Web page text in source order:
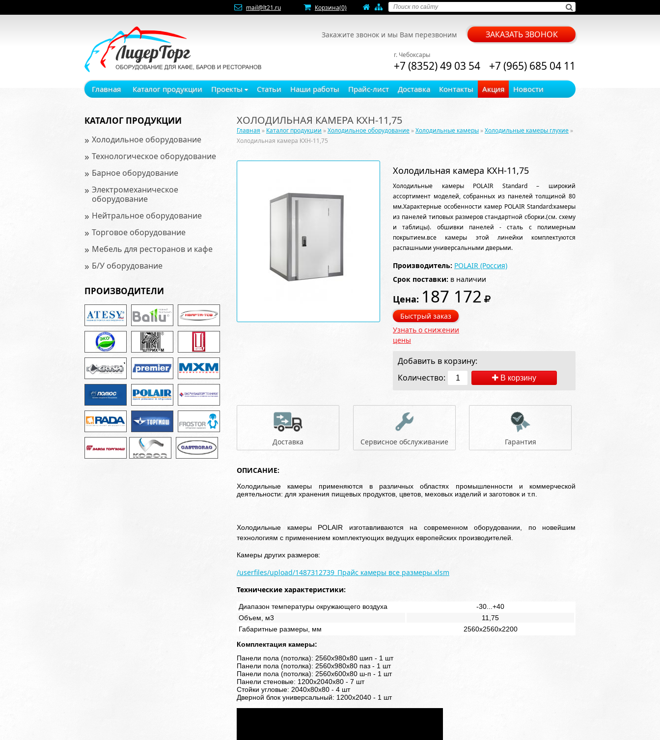
mail@lt21.ru Корзина(0)
Закажите звонок и мы Вам перезвоним ЗАКАЗАТЬ ЗВОНОК
г. Чебоксары
+7 (8352) 49 03 54 +7 (965) 685 04 11
Главная Каталог продукции Проекты Статьи Наши работы Прайс-лист Доставка Контакты Акция Новости
КАТАЛОГ ПРОДУКЦИИ
» Холодильное оборудование
» Технологическое оборудование
» Барное оборудование
» Электромеханическое
оборудование
» Нейтральное оборудование
» Торговое оборудование
» Мебель для ресторанов и кафе
» Б/У оборудование
ПРОИЗВОДИТЕЛИ
ХОЛОДИЛЬНАЯ КАМЕРА КХН-11,75
Главная » Каталог продукции »Холодильное оборудование »Холодильные камеры »Холодильные камеры глухие »
Холодильная камера КХН-11,75
Холодильная камера КХН-11,75
Холодильные камеры POLAIR Standard – широкий
ассортимент моделей, собранных из панелей толщиной 80
мм.Характерные особенности камер POLAIR Standard:камеры
из панелей типовых размеров стандартной сборки.(см. схему
и таблицы). обшивки панелей - сталь с полимерным
покрытием.все камеры этой линейки комплектуются
распашными универсальными дверьми.
Производитель: POLAIR (Россия)
Срок поставки: в наличии
Цена: 187 172
Быстрый заказ
Узнать о снижении
цены
Добавить в корзину:
Количество:
В корзину
Доставка Сервисное обслуживание Гарантия
ОПИСАНИЕ:
Холодильные камеры применяются в различных областях промышленности и коммерческой
деятельности: для хранения пищевых продуктов, цветов, меховых изделий и заготовок и т.п.
Холодильные камеры POLAIR изготавливаются на современном оборудовании, по новейшим
технологиям с применением комплектующих ведущих европейских производителей.
Камеры других размеров:
/userfiles/upload/1487312739_Прайс камеры все размеры.xlsm
Технические характеристики:
Диапазон температуры окружающего воздуха
-30...+40
Объем, м3
11,75
Габаритные размеры, мм
2560х2560х2200
Комплектация камеры:
Панели пола (потолка): 2560х980х80 шип - 1 шт
Панели пола (потолка): 2560х980х80 паз - 1 шт
Панели пола (потолка): 2560х600х80 ш-п - 1 шт
Панели стеновые: 1200х2040х80 - 7 шт
Стойки угловые: 2040х80х80 - 4 шт
Дверной блок универсальный: 1200х2040 - 1 шт